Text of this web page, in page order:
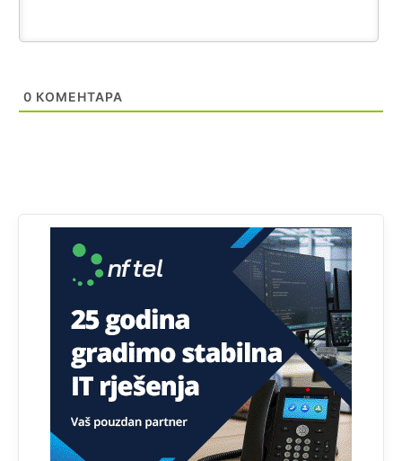
0 КОМЕНТАРА
pusti ih ciganija...pocetkom ovog vjeka,neko rece za
Radovana i Ratka kaki su oni srbi...i poce dalje da
besjedi znam ja dobro sta je bilo u Ag-ci...
Proguglajte
Анонимно2810587 11:21
O kako su cudni lvi ljudi,uzeli bi sve da mogu...a ja srce
svima fajem,radujem se tudjoj sreci.I ko ima i ko nema
na iso ce mjesto leci!